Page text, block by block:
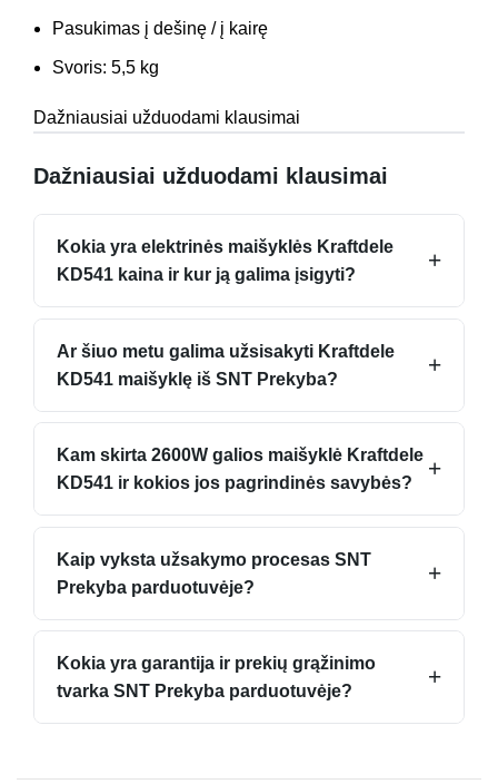
Pasukimas į dešinę / į kairę
Svoris: 5,5 kg
Dažniausiai užduodami klausimai
Dažniausiai užduodami klausimai
Kokia yra elektrinės maišyklės Kraftdele
KD541 kaina ir kur ją galima įsigyti?
+
Ar šiuo metu galima užsisakyti Kraftdele
KD541 maišyklę iš SNT Prekyba?
+
Kam skirta 2600W galios maišyklė Kraftdele
KD541 ir kokios jos pagrindinės savybės?
+
Kaip vyksta užsakymo procesas SNT
Prekyba parduotuvėje?
+
Kokia yra garantija ir prekių grąžinimo
tvarka SNT Prekyba parduotuvėje?
+